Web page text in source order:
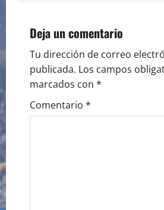
i
g
a
t
Deja un comentario
Tu dirección de correo
publicada. Los campos
marcados con *
Comentario *